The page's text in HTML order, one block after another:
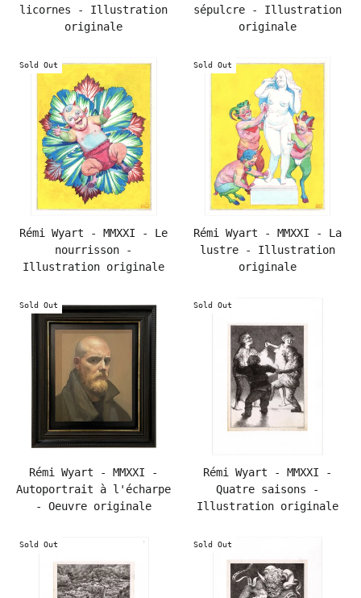
licornes - Illustration
originale
sépulcre - Illustration
originale
Sold Out
Rémi Wyart - MMXXI - Le
nourrisson -
Illustration originale
Sold Out
Rémi Wyart - MMXXI - La
lustre - Illustration
originale
Sold Out
Rémi Wyart - MMXXI -
Autoportrait à l'écharpe
- Oeuvre originale
Sold Out
Rémi Wyart - MMXXI -
Quatre saisons -
Illustration originale
Sold Out Sold Out